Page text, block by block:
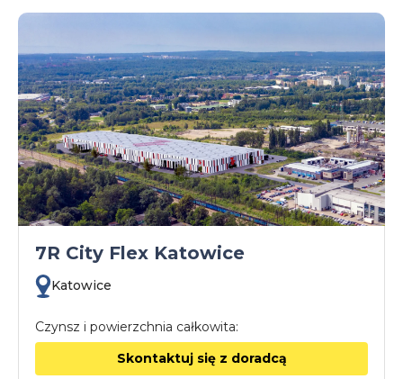
warmińsko-mazurskie
zachodniopomorskie
7R City Flex Katowice
Katowice
Czynsz i powierzchnia całkowita:
Skontaktuj się z doradcą